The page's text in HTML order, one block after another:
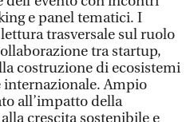
e panel tematici. I
trasversale sul ruolo
tra startup,
costruzione di ecosistemi
internazionale. Ampio
all’impatto della
crescita sostenibile e